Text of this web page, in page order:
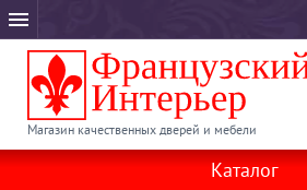
Магазин качественных дверей и мебели
Каталог